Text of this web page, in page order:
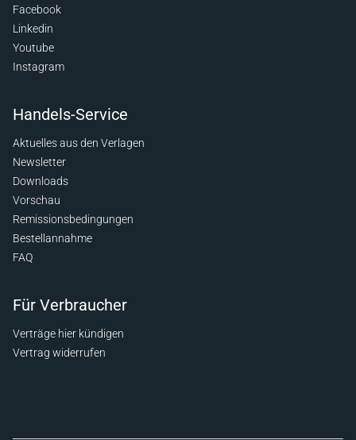
Facebook
Linkedin
Youtube
Instagram
Handels-Service
Aktuelles aus den Verlagen
Newsletter
Downloads
Vorschau
Remissionsbedingungen
Bestellannahme
FAQ
Für Verbraucher
Verträge hier kündigen
Vertrag widerrufen